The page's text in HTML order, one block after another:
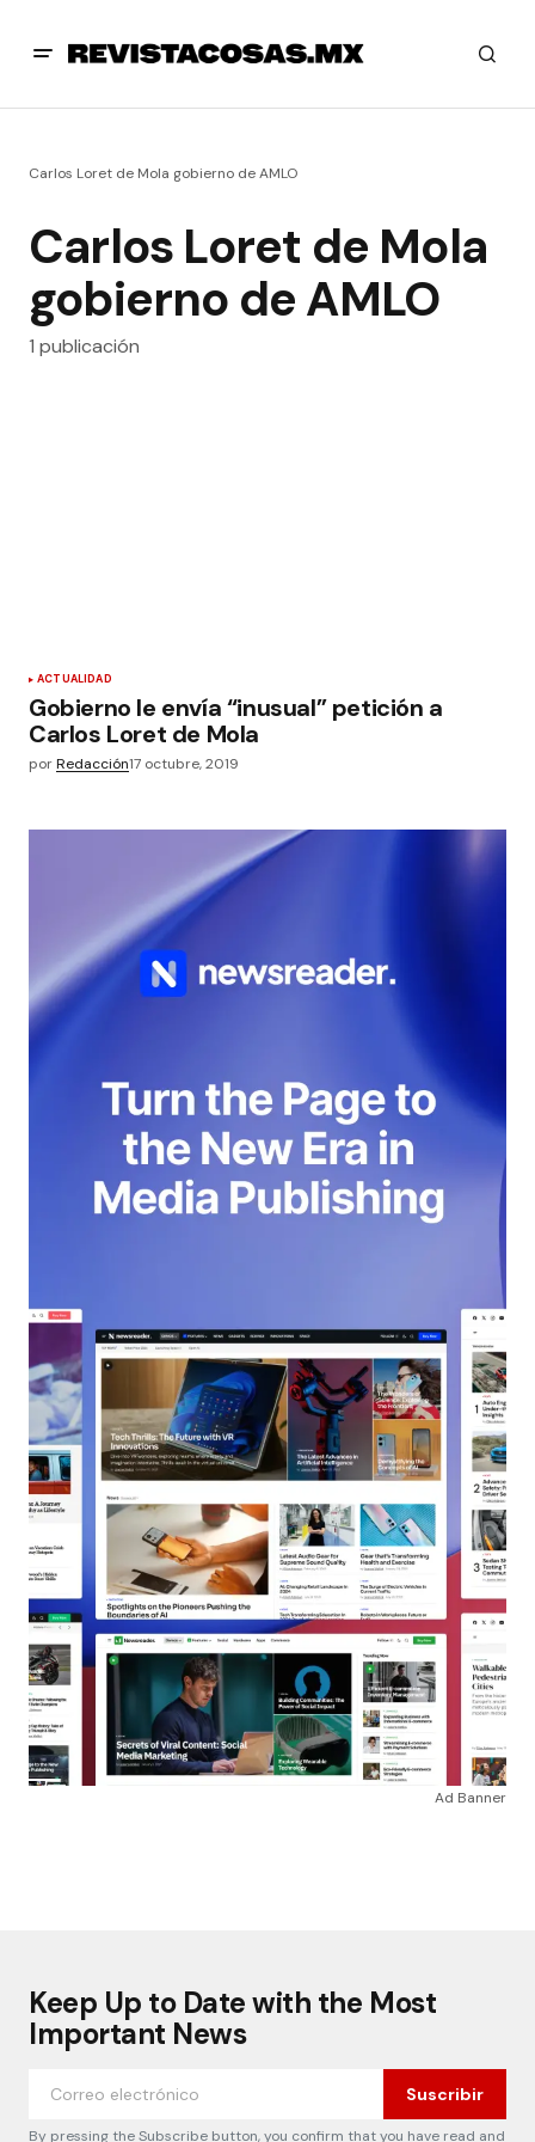
Carlos Loret de Mola gobierno de AMLO
Carlos Loret de Mola
gobierno de AMLO
1 publicación
ACTUALIDAD
Gobierno le envía “inusual” petición a
Carlos Loret de Mola
porRedacción17 octubre, 2019
Ad Banner
Keep Up to Date with the Most
Important News
Suscribir
By pressing the Subscribe button, you confirm that you have read and